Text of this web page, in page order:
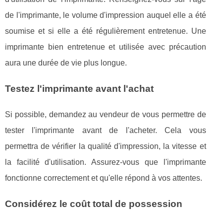
de l'imprimante, le volume d'impression auquel elle a été
soumise et si elle a été régulièrement entretenue. Une
imprimante bien entretenue et utilisée avec précaution
aura une durée de vie plus longue.
Testez l'imprimante avant l'achat
Si possible, demandez au vendeur de vous permettre de
tester l'imprimante avant de l'acheter. Cela vous
permettra de vérifier la qualité d'impression, la vitesse et
la facilité d'utilisation. Assurez-vous que l'imprimante
fonctionne correctement et qu'elle répond à vos attentes.
Considérez le coût total de possession